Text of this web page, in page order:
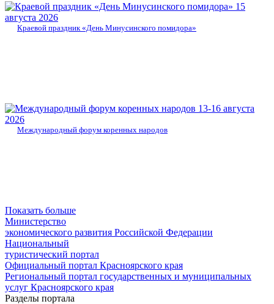
15
августа 2026
Краевой праздник «День Минусинского помидора»
13-16 августа
2026
Международный форум коренных народов
Показать больше
Министерство
экономического развития Российской Федерации
Национальный
туристический портал
Официальный портал Красноярского края
Региональный портал государственных и муниципальных
услуг Красноярского края
Разделы портала